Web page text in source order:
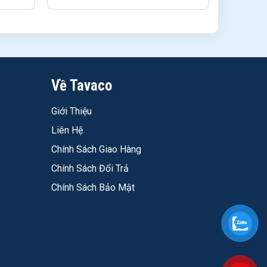
thất, dưới dòng Powerflexx (GJ8B) và Royal
gần khu công nghiệp hay ven biển được lợi
theo thời gian so với bề mặt mờ khi nhìn từ xa.
Về Tavaco
Giới Thiệu
Liên Hệ
Chính Sách Giao Hàng
Chính Sách Đổi Trả
Chính Sách Bảo Mật